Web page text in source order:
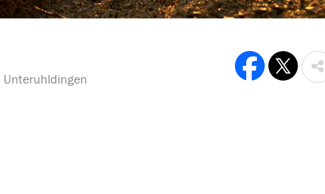
Unteruhldingen